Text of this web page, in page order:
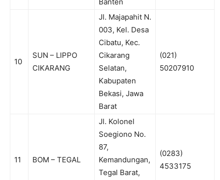
10
SUN – LIPPO
CIKARANG
Jl. Majapahit N.
003, Kel. Desa
Cibatu, Kec.
Cikarang
Selatan,
Kabupaten
Bekasi, Jawa
Barat
(021)
50207910
11 BOM – TEGAL
Jl. Kolonel
Soegiono No.
87,
Kemandungan,
Tegal Barat,
(0283)
4533175